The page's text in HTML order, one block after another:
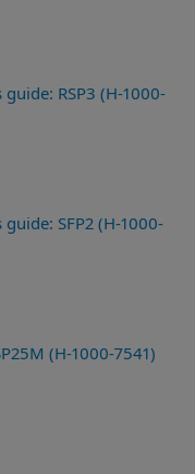
RSP3 (H-1000-
SFP2 (H-1000-
(H-1000-7541)